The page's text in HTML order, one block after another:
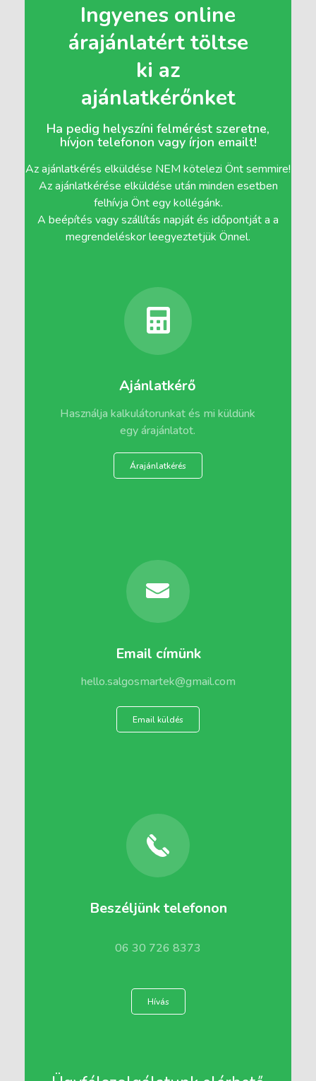
Ingyenes online
árajánlatért töltse
ki az
ajánlatkérőnket
Ha pedig helyszíni felmérést szeretne,
hívjon telefonon vagy írjon emailt!
Az ajánlatkérés elküldése NEM kötelezi Önt semmire!
Az ajánlatkérése elküldése után minden esetben
felhívja Önt egy kollégánk.
A beépítés vagy szállítás napját és időpontját a a
megrendeléskor leegyeztetjük Önnel.
Ajánlatkérő
Használja kalkulátorunkat és mi küldünk
egy árajánlatot.
Árajánlatkérés
Email címünk
hello.salgosmartek@gmail.com
Email küldés
Beszéljünk telefonon
06 30 726 8373
Hívás